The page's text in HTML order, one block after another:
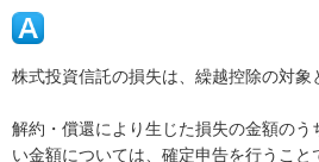
株式投資信託の損失は、繰越控除の対象
解約・償還により生じた損失の金額のう
い金額については、確定申告を行うこと